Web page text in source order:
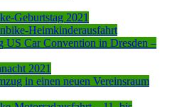
Geburtstag 2021
Heimkinderausfahrt
US Car Convention in Dresden –
2021
in einen neuen Vereinsraum